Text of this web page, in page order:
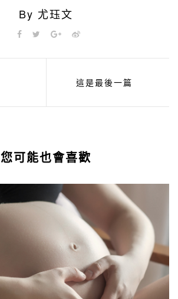
By 尤珏文
這是最後一篇
您可能也會喜歡